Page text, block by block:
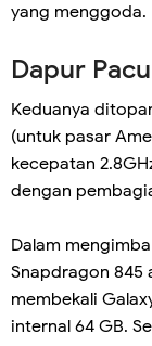
yang menggoda.
Dapur
Keduanya
(untuk pasar
kecepatan
dengan
Dalam
Snapdragon 845
membekali
internal 64 GB.